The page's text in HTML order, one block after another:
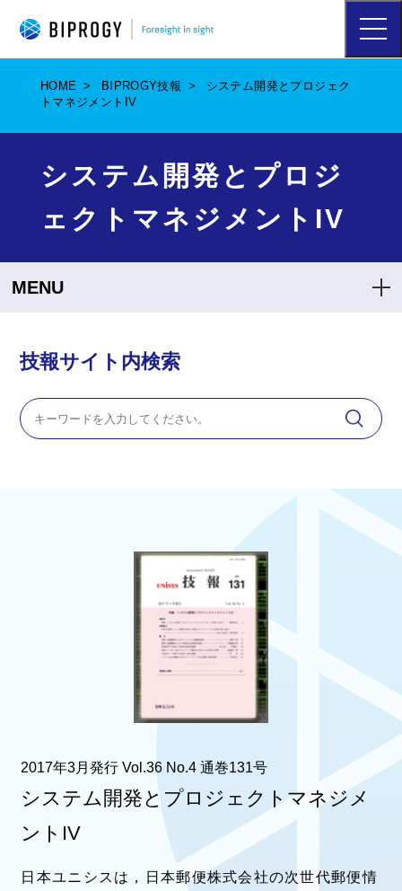
ハ
ン
メ
HOME BIPROGY技報
システム開発とプロジェク
トマネジメントIV
システム開発とプロジ
ェクトマネジメントIV
MENU
技報サイト内検索
2017年3月発行 Vol.36 No.4 通巻131号
システム開発とプロジェクトマネジメ
ントIV
日本ユニシスは，日本郵便株式会社の次世代郵便情